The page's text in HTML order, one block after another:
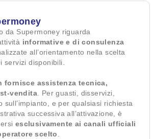
da Supermoney riguarda
informative e di consulenza
all’orientamento nella scelta
servizi disponibili.
fornisce assistenza tecnica,
vendita . Per guasti, disservizi,
sull’impianto, e per qualsiasi richiesta
successiva all’attivazione, è
esclusivamente ai canali ufficiali
scelto